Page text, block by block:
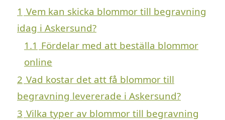
1 Vem kan skicka blommor till begravning
idag i Askersund?
1.1 Fördelar med att beställa blommor
online
2 Vad kostar det att få blommor till
begravning levererade i Askersund?
3 Vilka typer av blommor till begravning